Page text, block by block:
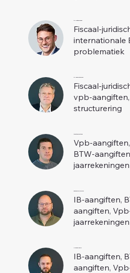
Mr. Rutger Lancee
Fiscaal-
internationale
problematiek
Mr. Leon Ruyters RB
Fiscaal-
vpb-aangiften,
structurering
Maarten Reintjens
Vpb-
BTW-
jaarrekeningen
Sascha Winkelmolen
IB-aangiften,
aangiften,
jaarrekeningen
Armand Knoops
IB-aangiften,
aangiften,